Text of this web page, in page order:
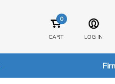
CART
0
LOG IN